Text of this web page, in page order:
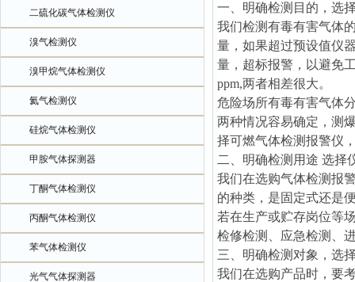
二硫化碳气体检测仪
溴气检测仪
溴甲烷气体检测仪
氦气检测仪
硅烷气体检测仪
甲胺气体探测器
丁酮气体检测仪
丙酮气体检测仪
苯气体检测仪
光气气体探测器
一、明确检测目的，选
我们检测有毒有害气体
量，如果超过预设值仪
量，超标报警，以避免
ppm,两者相差很大。
危险场所有毒有害气体
两种情况容易确定，测
择可燃气体检测报警仪
二、明确检测用途 选择
我们在选购气体检测报
的种类，是固定式还是
若在生产或贮存岗位等
检修检测、应急检测、
三、明确检测对象，选
我们在选购产品时，要